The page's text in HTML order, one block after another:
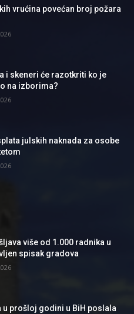
vrućina povećan broj požara
i skeneri će razotkriti ko je
na izborima?
julskih naknada za osobe
više od 1.000 radnika u
spisak gradova
u prošloj godini u BiH poslala